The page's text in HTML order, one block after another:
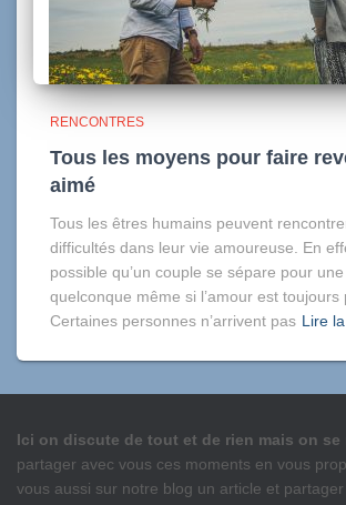
RENCONTRES
Tous les moyens pour faire
aimé
Tous les êtres humains peuvent
difficultés dans leur vie amoureuse. En
possible qu’un couple se sépare pour
quelconque même si l’amour est toujours
Certaines personnes n’arrivent pas Lire
Ici on discute de tout et de rien mais on se
partager avec vous ces moments en vous
vous aussi sur notre blog un article et